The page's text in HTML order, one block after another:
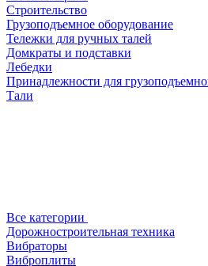
Строительство
Грузоподъемное оборудование
Тележки для ручных талей
Домкраты и подставки
Лебедки
Принадлежности для
Тали
Все категории
Дорожностроительная техника
Вибраторы
Виброплиты